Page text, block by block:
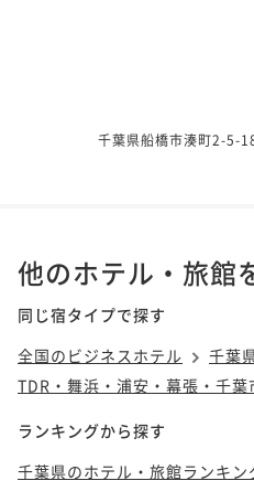
千葉県船橋市湊町2-5-
他のホテル・旅館
同じ宿タイプで探す
全国のビジネスホテル
千葉
TDR・舞浜・浦安・幕張・千葉
ランキングから探す
千葉県のホテル・旅館ランキン